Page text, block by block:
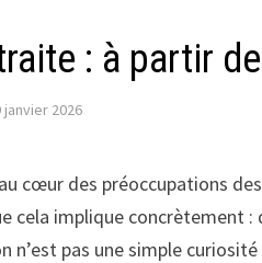
: à partir
janvier 2026
cœur des préoccupations
cela implique
n’est pas une simple